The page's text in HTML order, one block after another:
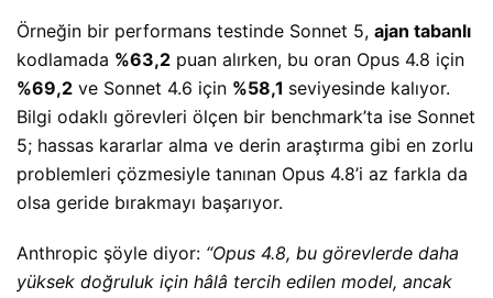
Örneğin bir performans testinde Sonnet 5, ajan tabanlı
kodlamada %63,2 puan alırken, bu oran Opus 4.8 için
%69,2 ve Sonnet 4.6 için %58,1 seviyesinde kalıyor.
Bilgi odaklı görevleri ölçen bir benchmark’ta ise Sonnet
5; hassas kararlar alma ve derin araştırma gibi en zorlu
problemleri çözmesiyle tanınan Opus 4.8’i az farkla da
olsa geride bırakmayı başarıyor.
Anthropic şöyle diyor: “Opus 4.8, bu görevlerde daha
yüksek doğruluk için hâlâ tercih edilen model, ancak